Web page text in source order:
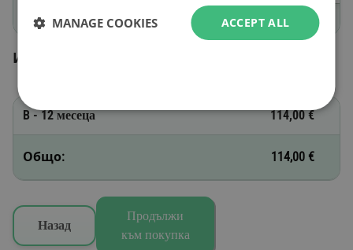
Избрани винетки
B - 12 месеца 114,00 €
Общо: 114,00 €
Назад
Продължи
към покупка
ACCEPT ALL
MANAGE COOKIES